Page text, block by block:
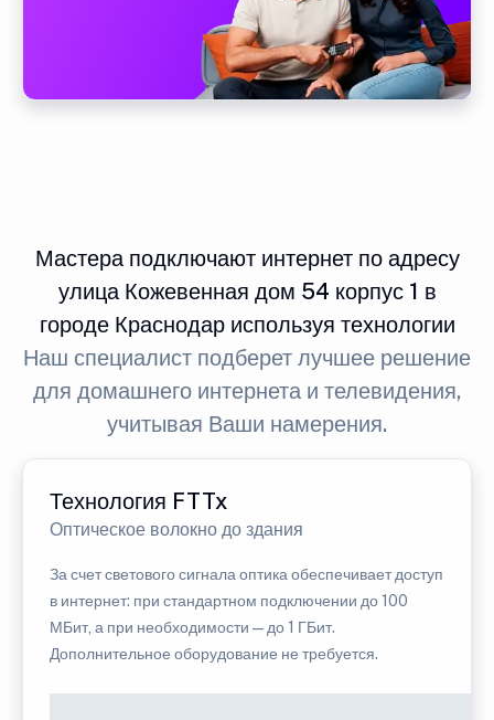
Мастера подключают интернет по адресу
улица Кожевенная дом 54 корпус 1 в
городе Краснодар используя технологии
Наш специалист подберет лучшее решение
для домашнего интернета и телевидения,
учитывая Ваши намерения.
Технология FTTx
Оптическое волокно до здания
За счет светового сигнала оптика обеспечивает доступ
в интернет: при стандартном подключении до 100
МБит, а при необходимости — до 1 ГБит.
Дополнительное оборудование не требуется.